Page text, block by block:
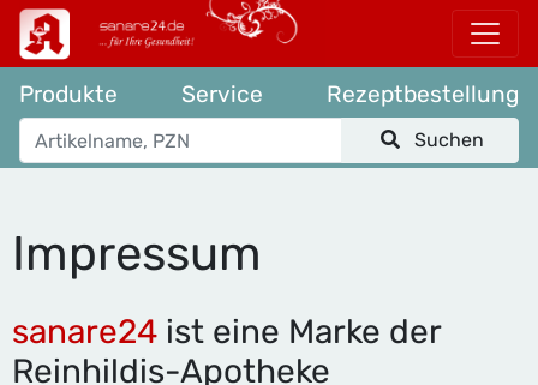
Produkte Service Rezeptbestellung
Suchen
Impressum
sanare24 ist eine Marke der
Reinhildis-Apotheke